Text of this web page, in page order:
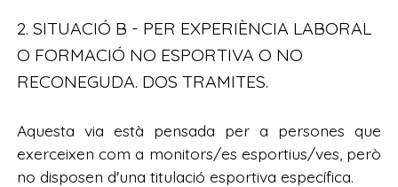
2. SITUACIÓ B - PER EXPERIÈNCIA LABORAL
O FORMACIÓ NO ESPORTIVA O NO
RECONEGUDA. DOS TRAMITES.
Aquesta via està pensada per a persones que
exerceixen com a monitors/es esportius/ves, però
no disposen d'una titulació esportiva específica.